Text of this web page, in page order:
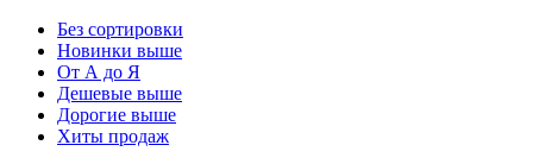
Без сортировки
Новинки выше
От А до Я
Дешевые выше
Дорогие выше
Хиты продаж